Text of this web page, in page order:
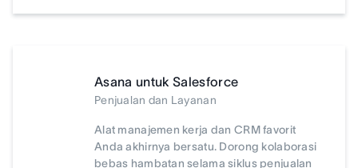
Asana untuk Salesforce
Penjualan dan Layanan
Alat manajemen kerja dan CRM favorit
Anda akhirnya bersatu. Dorong kolaborasi
bebas hambatan selama siklus penjualan